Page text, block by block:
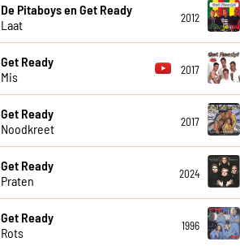
De Pitaboys en Get Ready
Laat
2012
Get Ready
Mis
2017
Get Ready
Noodkreet
2017
Get Ready
Praten
2024
Get Ready
Rots
1996